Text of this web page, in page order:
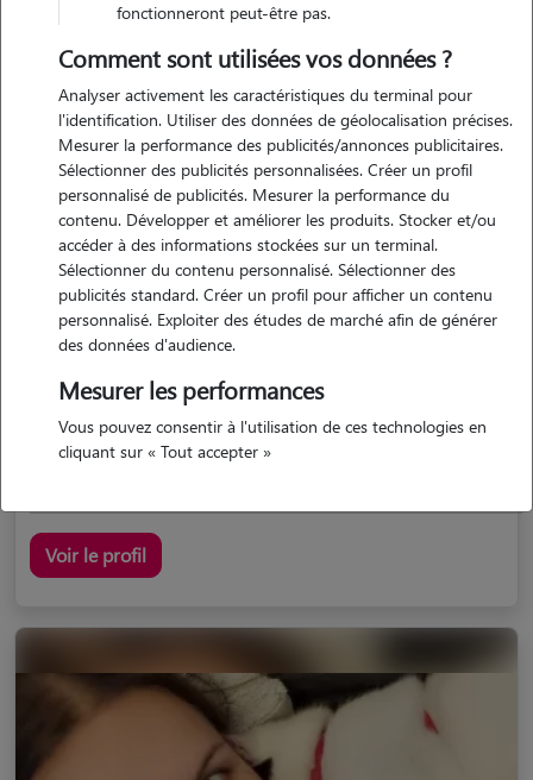
Lucie
BAINS SUR OUST 35600
maison possède des animaux
5/5 (5 avis)
garde d'animaux
Voir le profil
fonctionneront peut-être pas.
Comment sont utilisées vos données ?
Analyser activement les caractéristiques du terminal pour
l'identification. Utiliser des données de géolocalisation précises.
Mesurer la performance des publicités/annonces publicitaires.
Sélectionner des publicités personnalisées. Créer un profil
personnalisé de publicités. Mesurer la performance du
contenu. Développer et améliorer les produits. Stocker et/ou
accéder à des informations stockées sur un terminal.
Sélectionner du contenu personnalisé. Sélectionner des
publicités standard. Créer un profil pour afficher un contenu
personnalisé. Exploiter des études de marché afin de générer
des données d'audience.
Mesurer les performances
Vous pouvez consentir à l'utilisation de ces technologies en
cliquant sur « Tout accepter »